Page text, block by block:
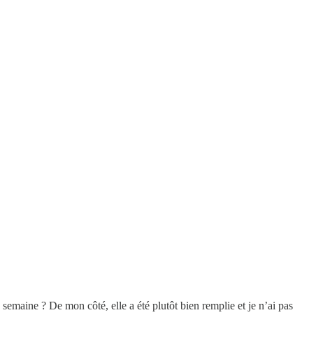
? De mon côté, elle a été plutôt bien remplie et je n’ai pas